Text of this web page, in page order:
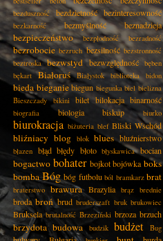
bezduszność bezdzietność bezinteresowność
bezkarność bezmyślność beznadzieja
bezpieczeństwo bezpłodność bezradność
bezrobocie bezruch bezsilność bezstronność
beztroska bezwstyd bezwzględność bęben
bękart
Białoruś Białystok biblioteka bidon
bieda bieganie biegun biegunka biel bielizna
Bieszczady
bikini bilet bilokacja binarność
biografia biologia biskup biurko
biurokracja biżuteria blef Bliski Wschód
bliźniacy blog blok blues bluźnierstwo
błazen błąd błędy błoto błyskawica bocian
bogactwo bohater bojkot bojówka boks
bombaBóg bóg futbolu ból bramkarz brat
braterstwo brawura Brazylia brąz brednie
broda broń brud bruderszaft bruk brukowiec
Bruksela brutalność Brzeziński brzoza brzuch
brzydota budowa budzik budżet Bug